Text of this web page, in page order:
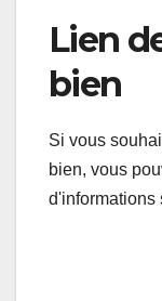
Lien
bien
Si vous
bien, vous
d'informations